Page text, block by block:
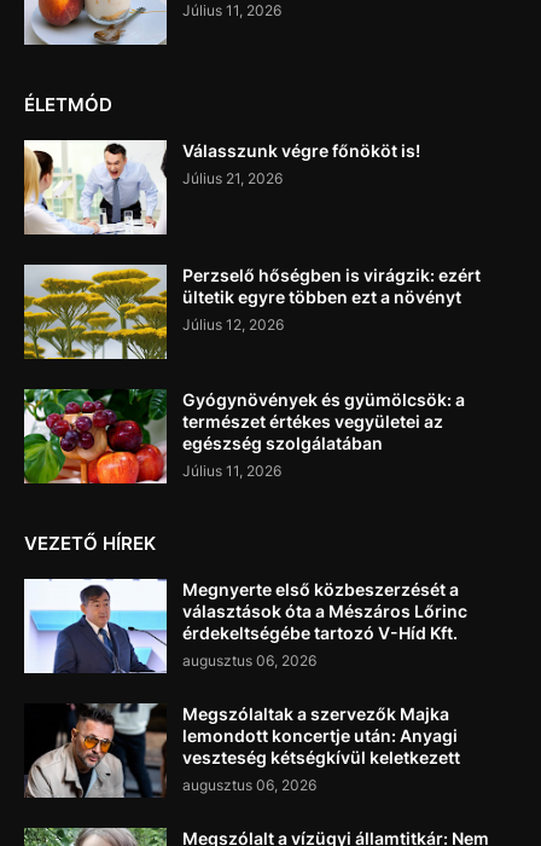
Július 11, 2026
ÉLETMÓD
Válasszunk végre főnököt is!
Július 21, 2026
Perzselő hőségben is virágzik: ezért
ültetik egyre többen ezt a növényt
Július 12, 2026
Gyógynövények és gyümölcsök: a
természet értékes vegyületei az
egészség szolgálatában
Július 11, 2026
VEZETŐ HÍREK
Megnyerte első közbeszerzését a
választások óta a Mészáros Lőrinc
érdekeltségébe tartozó V-Híd Kft.
augusztus 06, 2026
Megszólaltak a szervezők Majka
lemondott koncertje után: Anyagi
veszteség kétségkívül keletkezett
augusztus 06, 2026
Megszólalt a vízügyi államtitkár: Nem